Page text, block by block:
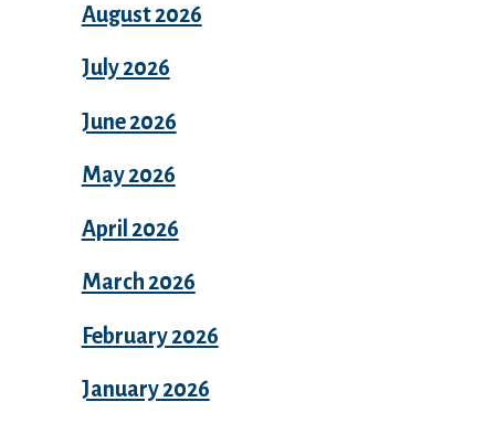
August 2026
July 2026
June 2026
May 2026
April 2026
March 2026
February 2026
January 2026